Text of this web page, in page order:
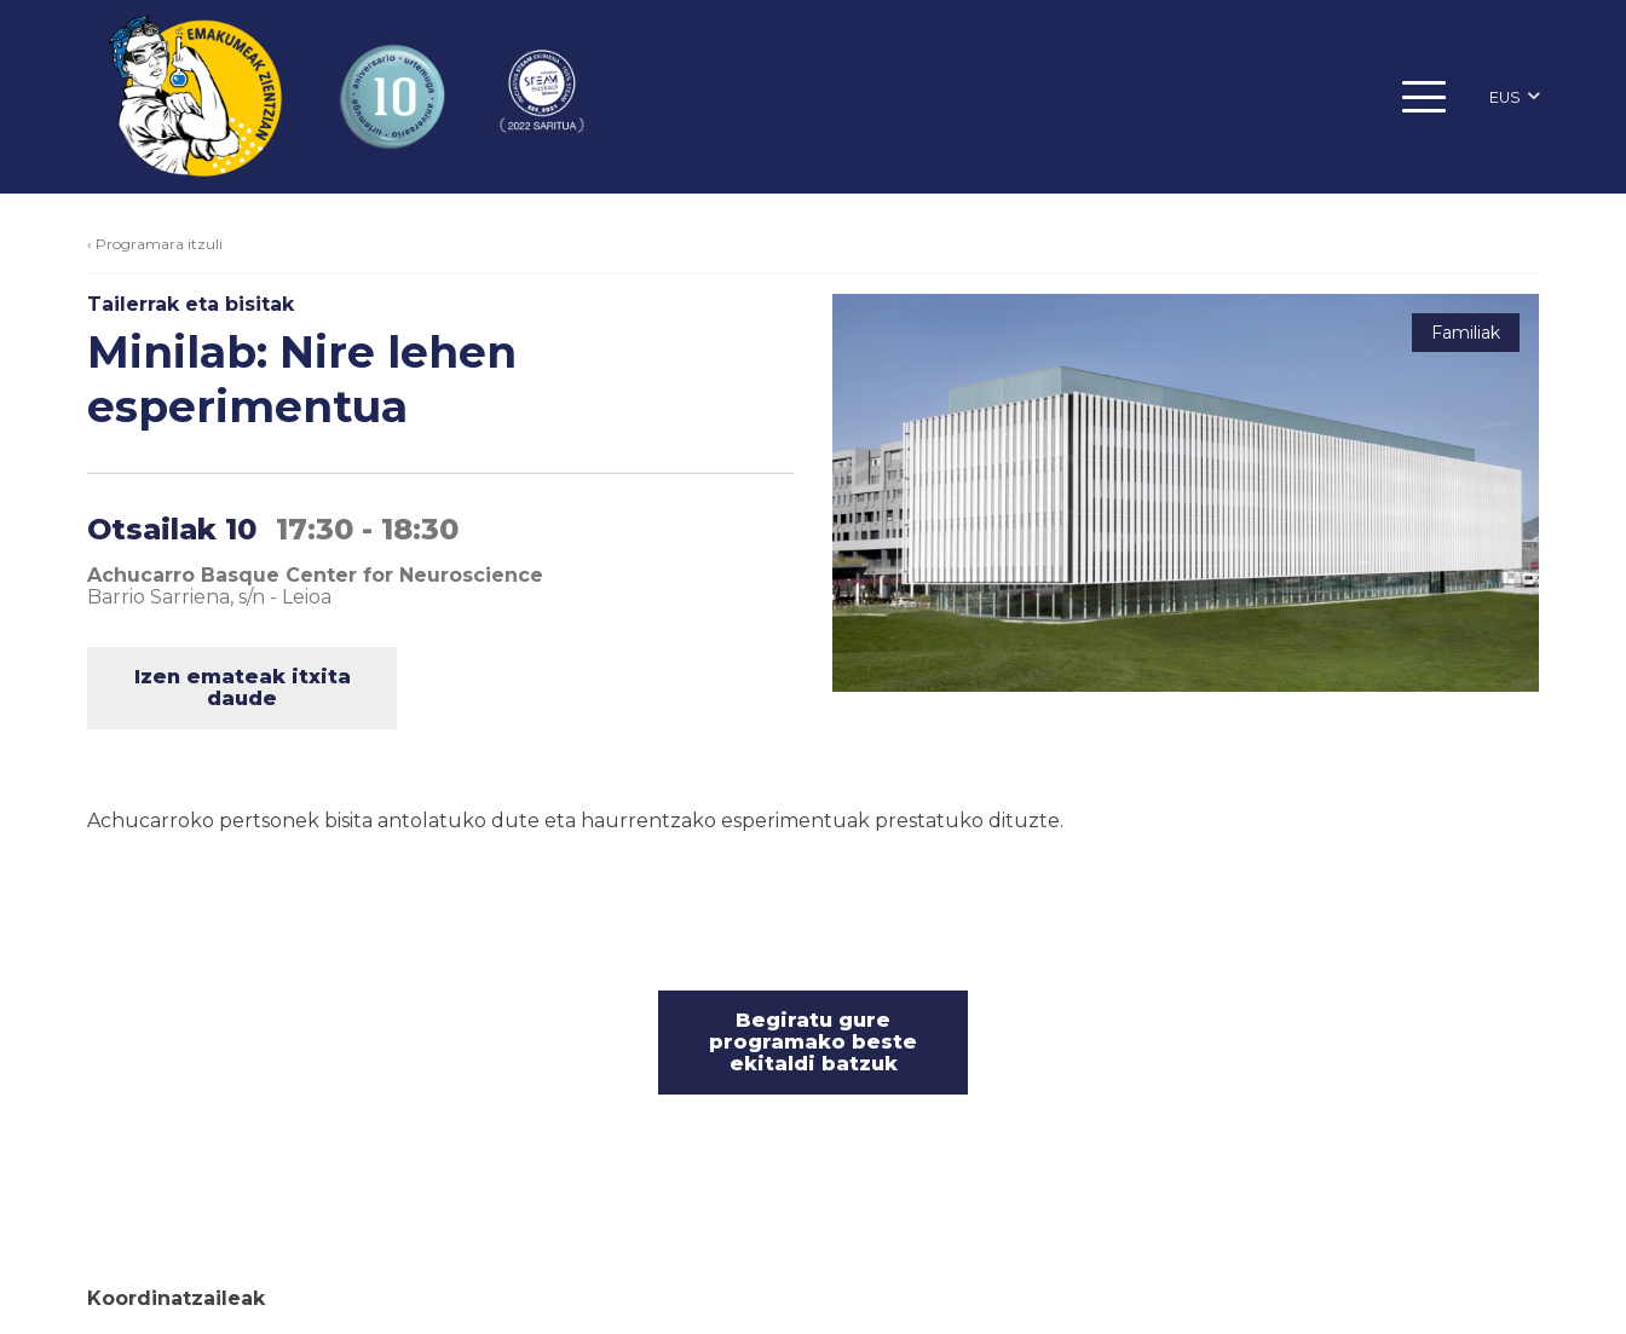
EUS
‹ Programara itzuli
Tailerrak eta bisitak
Minilab: Nire lehen
esperimentua
Otsailak 10 17:30 - 18:30
Achucarro Basque Center for Neuroscience
Barrio Sarriena, s/n - Leioa
Izen emateak itxita
daude
Familiak
Achucarroko pertsonek bisita antolatuko dute eta haurrentzako esperimentuak prestatuko dituzte.
Begiratu gure
programako beste
ekitaldi batzuk
Koordinatzaileak